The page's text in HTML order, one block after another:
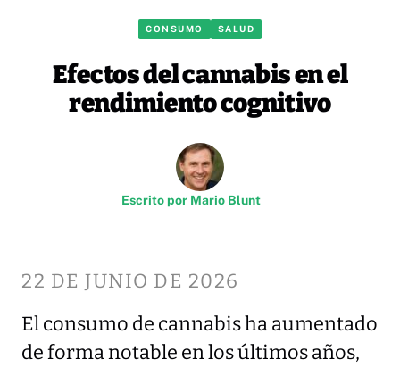
CONSUMO SALUD
Efectos del cannabis en el
rendimiento cognitivo
Escrito por Mario Blunt
22 DE JUNIO DE 2026
El consumo de cannabis ha aumentado
de forma notable en los últimos años,